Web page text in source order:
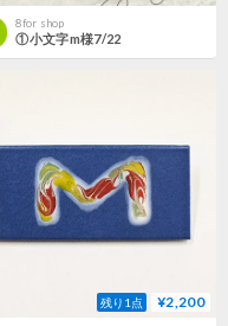
8for shop
①小文字m様7/22
残り1点 ¥2,200